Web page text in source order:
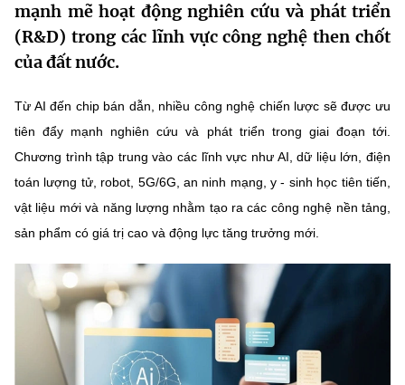
Lịch sử phát triển
Đổi mới sáng tạo
Bưu chính, Viễn thông
Sở hữu trí tuệ
Tiêu chuẩn, đo lường, chất lượng
Tin tổng hợp
Tin địa phương
Hệ thống văn bản
Văn bản QPPL
Văn bản chỉ đạo điều hành
Lấy ý kiến người dân về dự thảo VBQPPL
MST IOFFICE
THỐNG KÊ
Khoa học và Công nghệ
Chuyển đổi số
Bưu chính, Viễn thông
Sở hữu trí tuệ
Tiêu chuẩn, đo lường, chất lượng
Multimedia
THƯ ĐIỆN TỬ
Khác
Videos
Infographic
mạnh mẽ hoạt động nghiên cứu và phát triển
(R&D) trong các lĩnh vực công nghệ then chốt
của đất nước.
Từ AI đến chip bán dẫn, nhiều công nghệ chiến lược sẽ được ưu
tiên đẩy mạnh nghiên cứu và phát triển trong giai đoạn tới.
Chương trình tập trung vào các lĩnh vực như AI, dữ liệu lớn, điện
toán lượng tử, robot, 5G/6G, an ninh mạng, y - sinh học tiên tiến,
vật liệu mới và năng lượng nhằm tạo ra các công nghệ nền tảng,
sản phẩm có giá trị cao và động lực tăng trưởng mới.